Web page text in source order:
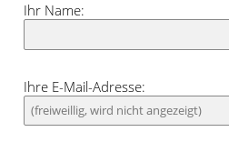
Ihr Name:
Ihre E-Mail-Adresse: